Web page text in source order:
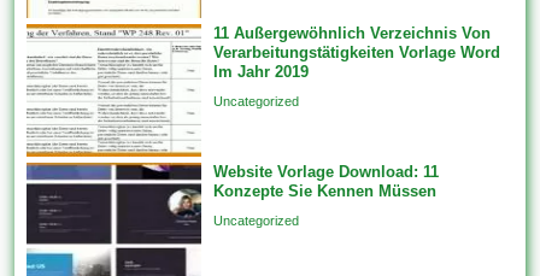
Kündigung bedeutet, dass...
11 Außergewöhnlich Verzeichnis Von
Verarbeitungstätigkeiten Vorlage Word
Im Jahr 2019
Uncategorized
Website Vorlage Download: 11
Konzepte Sie Kennen Müssen
Uncategorized